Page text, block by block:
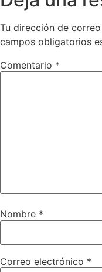
Tu dirección de
campos obligatorios
Comentario *
Nombre *
Correo electrónico *